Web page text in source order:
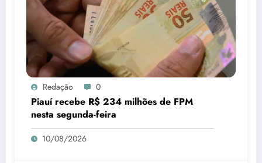
Redação 0
Piauí recebe R$ 234 milhões de FPM
nesta segunda-feira
10/08/2026